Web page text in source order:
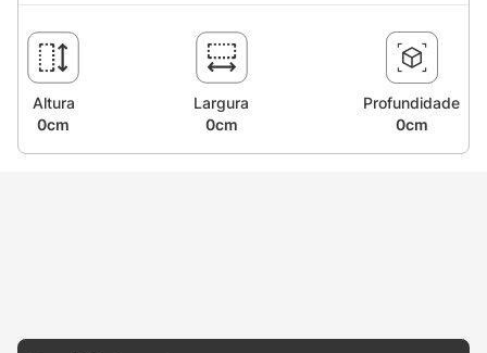
Altura
0cm
Largura
0cm
Profundidade
0cm